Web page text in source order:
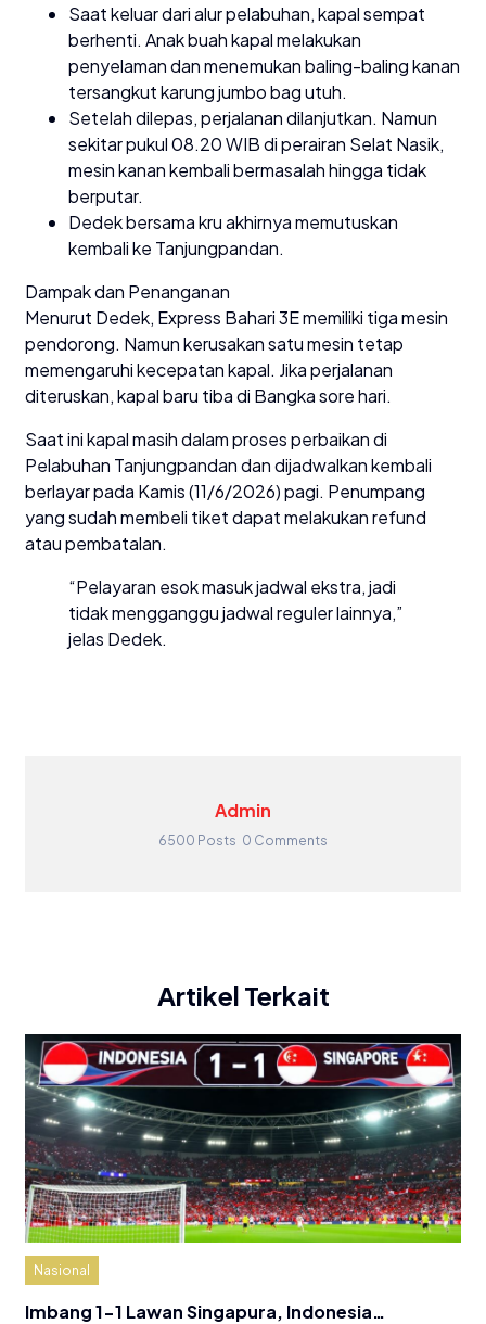
Saat keluar dari alur pelabuhan, kapal sempat
berhenti. Anak buah kapal melakukan
penyelaman dan menemukan baling-baling kanan
tersangkut karung jumbo bag utuh.
Setelah dilepas, perjalanan dilanjutkan. Namun
sekitar pukul 08.20 WIB di perairan Selat Nasik,
mesin kanan kembali bermasalah hingga tidak
berputar.
Dedek bersama kru akhirnya memutuskan
kembali ke Tanjungpandan.
Dampak dan Penanganan
Menurut Dedek, Express Bahari 3E memiliki tiga mesin
pendorong. Namun kerusakan satu mesin tetap
memengaruhi kecepatan kapal. Jika perjalanan
diteruskan, kapal baru tiba di Bangka sore hari.
Saat ini kapal masih dalam proses perbaikan di
Pelabuhan Tanjungpandan dan dijadwalkan kembali
berlayar pada Kamis (11/6/2026) pagi. Penumpang
yang sudah membeli tiket dapat melakukan refund
atau pembatalan.
“Pelayaran esok masuk jadwal ekstra, jadi
tidak mengganggu jadwal reguler lainnya,”
jelas Dedek.
Admin
6500 Posts 0 Comments
Artikel Terkait
Nasional
Imbang 1-1 Lawan Singapura, Indonesia…